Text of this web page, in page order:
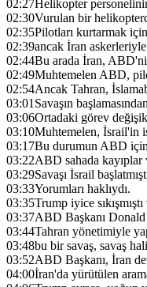
02:27Helikopter
02:30Vurulan bir
02:35Pilotları kurtarmak
02:39ancak İran askerleriyle
02:44Bu arada İran,
02:49Muhtemelen ABD,
02:54Ancak Tahran,
03:01Savaşın
03:06Ortadaki görev
03:10Muhtemelen, İsrail'in
03:17Bu durumun ABD
03:22ABD sahada kayıplar
03:29Savaşı İsrail
03:33Yorumları haklıydı.
03:35Trump iyice sıkışmıştı
03:37ABD Başkanı Donald
03:44Tahran yönetimiyle
03:48bu bir savaş, savaş
03:52ABD Başkanı, İran
04:00İran'da yürütülen